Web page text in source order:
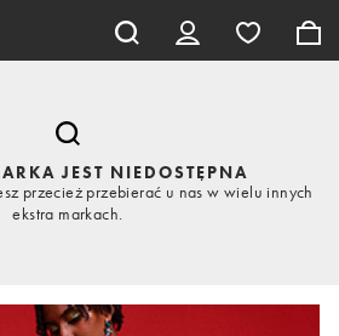
JEST NIEDOSTĘPNA
przecież przebierać u nas w wielu innych
ekstra markach.